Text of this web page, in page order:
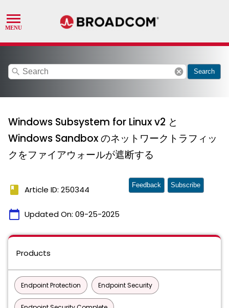
search cancel Search
Windows Subsystem for Linux v2 と
Windows Sandbox のネットワークトラフィッ
クをファイアウォールが遮断する
book Article ID: 250344
calendar_today Updated On: 09-25-2025
Feedback Subscribe
Products
Endpoint Protection Endpoint Security